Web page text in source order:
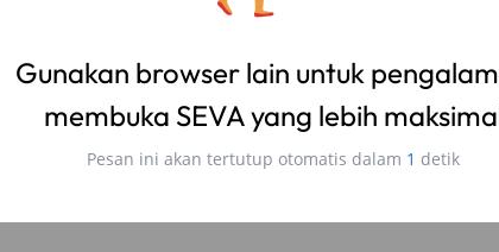
dapat membawanya ke bengkel aksesoris mobil.
tampilan Ayla Anda lebih stylish dan personal.
mobil dari goresan dan baret halus.
cacat pada mobil, seperti baret atau penyok.